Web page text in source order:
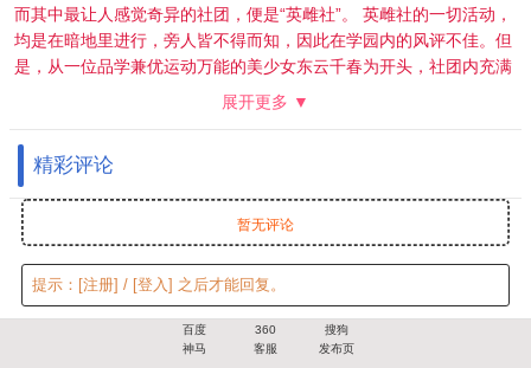
而其中最让人感觉奇异的社团，便是“英雌社”。 英雌社的一切活动，
均是在暗地里进行，旁人皆不得而知，因此在学园内的风评不佳。但
是，从一位品学兼优运动万能的美少女东云千春为开头，社团内充满
著个性美少女。这些女同学，将刚进入高等部的少年三船传助，强迫
烦接踵而来的学园生活，就此开演……
入读座校学院的第一天，可爱少年三船传助就不慎脚踩香蕉皮，以暧
昧的姿势滑落跨坐在穿小熊内裤的英雌社波动美少女冬云千春身上。
英雌社大佬御园雾香以此事件要挟，三船传助被迫加入对外非常神秘
的影研部。
英雌社里有7位美女：擅长格斗的御园雾香、机械天才诸罔京子、烹
饪高手春町小萌、体育特优生冬云百合子、精通命理天象的古雷斯、
很情绪化的顾问老师和少男巨乳杀手冬云千春。
男生们对三船传助的艳遇满怀嫉妒，将其骗到女子更衣室，更糟糕的
展开更多 ▼
精彩评论
暂无评论
提示： [注册] / [登入] 之后才能回复。
百度 360
搜狗
神马
客服 发布页